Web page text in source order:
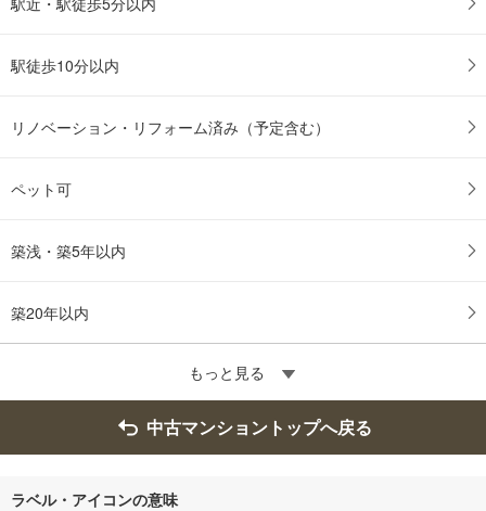
駅徒歩10分以内
リノベーション・リフォーム済み（予定含む）
ペット可
築浅・築5年以内
築20年以内
もっと見る
中古マンショントップへ戻る
ラベル・アイコンの意味